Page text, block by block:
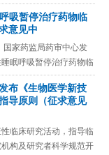
采购工作常态化制度化
吸暂停治疗药物临
意见中
家药监局药审中心发
眠呼吸暂停治疗药物临
见稿）》意见的通知，
布《生物医学新技
导原则（征求意见
临床研究活动，指导临
构及研究者科学规范开